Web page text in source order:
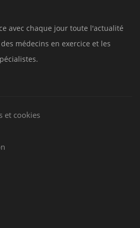
avec chaque jour toute l'actualité
médecins en exercice et les
et cookies